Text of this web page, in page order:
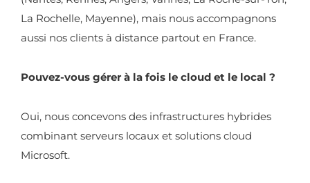
La Rochelle, Mayenne), mais nous accompagnons
aussi nos clients à distance partout en France.
Pouvez-vous gérer à la fois le cloud et le local ?
Oui, nous concevons des infrastructures hybrides
combinant serveurs locaux et solutions cloud
Microsoft.